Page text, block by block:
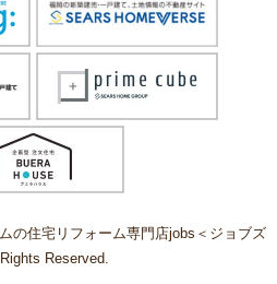
の住宅リフォーム専門店jobs＜ジョブズ
Reserved.